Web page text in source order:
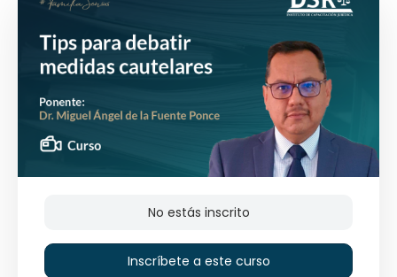
No estás inscrito
Inscríbete a este curso